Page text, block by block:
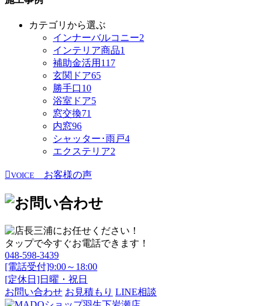
カテゴリから選ぶ
インナーバルコニー2
インテリア商品1
補助金活用 117
玄関ドア65
勝手口10
浴室ドア5
窓交換71
内窓96
シャッター･雨戸4
エクステリア2
VOICE お客様の声
タップで今すぐお電話できます！
048-598-3439
[電話受付]9:00～18:00
[定休日]日曜・祝日
お問い合わせ お見積もり LINE相談